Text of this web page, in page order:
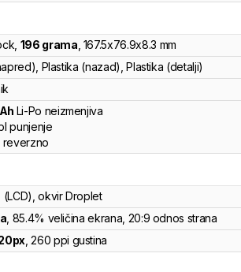
196 grama 167.5x76.9x8.3 mm
Plastika (nazad), Plastika (detalji)
Li-Po neizmenjiva
punjenje
reverzno
(LCD) , okvir Droplet
, 85.4% veličina ekrana , 20:9 odnos strana
px ,260 ppi gustina